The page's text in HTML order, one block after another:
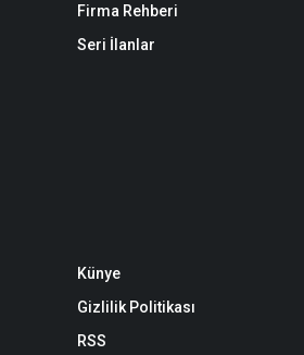
Firma Rehberi
Seri İlanlar
Künye
Gizlilik Politikası
RSS